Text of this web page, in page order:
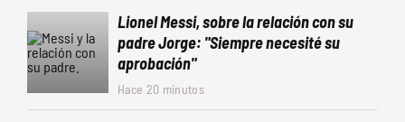
Lionel Messi, sobre la relación con su
padre Jorge: "Siempre necesité su
aprobación"
Hace 20 minutos